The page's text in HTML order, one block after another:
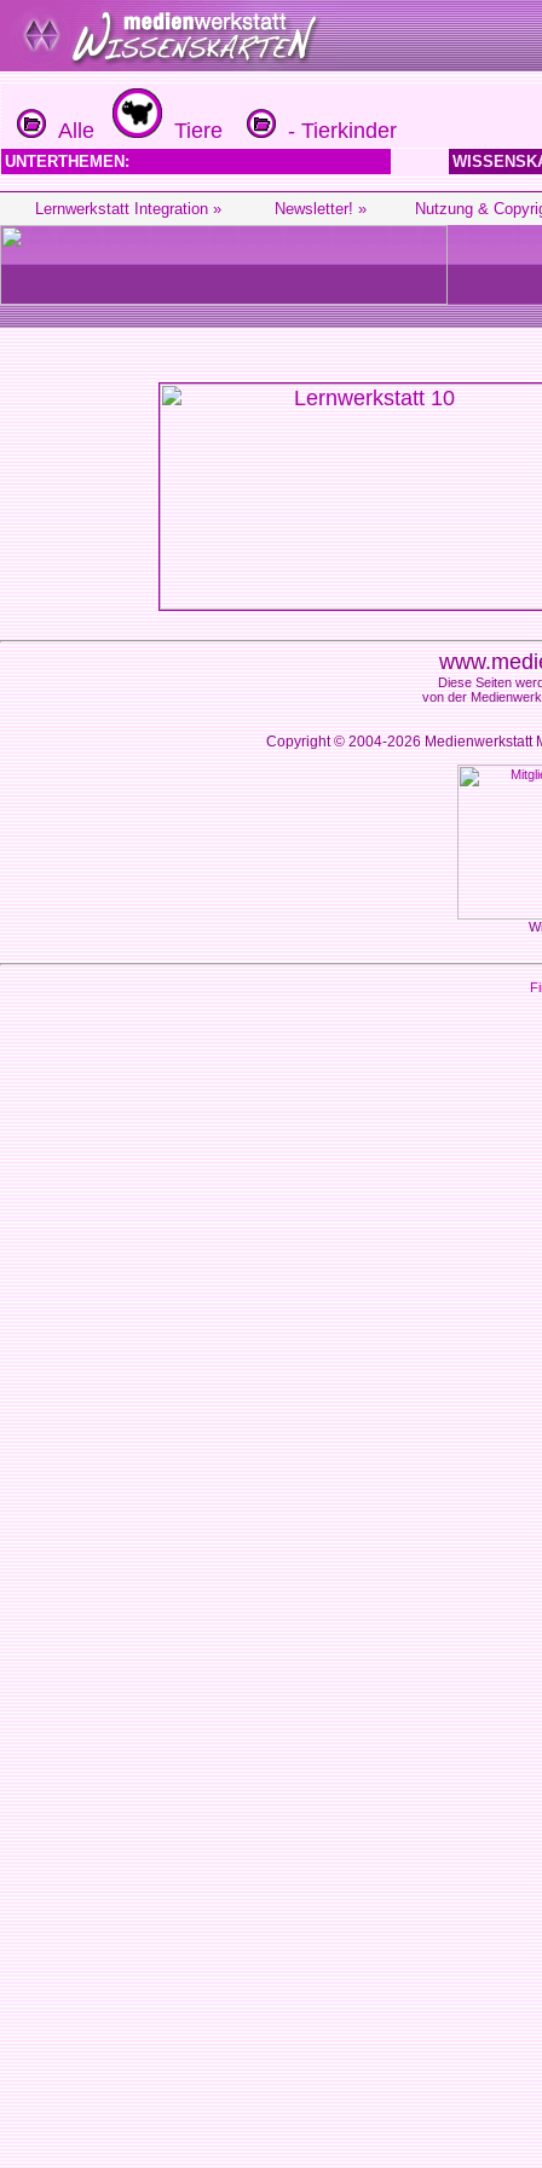
Alle Tiere - Tierkinder
UNTERTHEMEN:
Lernwerkstatt Integration » Newsletter! » Nutzung &
Diese Seiten
von der
Copyright © 2004-2026Medienwerkstatt